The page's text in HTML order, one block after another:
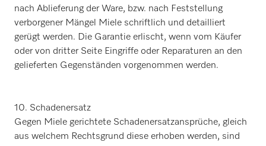
nach Ablieferung der Ware, bzw. nach Feststellung
verborgener Mängel Miele schriftlich und detailliert
gerügt werden. Die Garantie erlischt, wenn vom Käufer
oder von dritter Seite Eingriffe oder Reparaturen an den
gelieferten Gegenständen vorgenommen werden.
10. Schadenersatz
Gegen Miele gerichtete Schadenersatzansprüche, gleich
aus welchem Rechtsgrund diese erhoben werden, sind